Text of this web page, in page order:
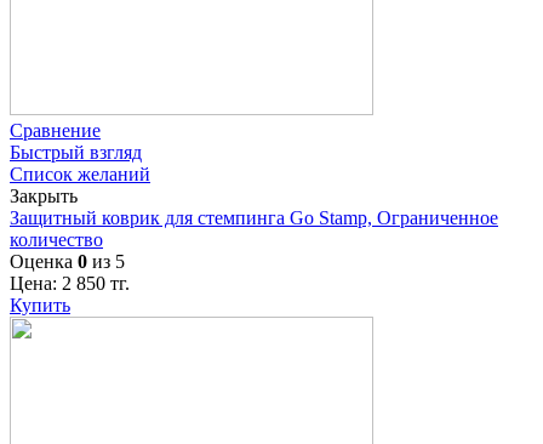
Сравнение
Быстрый взгляд
Список желаний
Закрыть
Защитный коврик для стемпинга Go Stamp, Ограниченное
количество
Оценка 0 из 5
Цена: 2 850 тг.
Купить